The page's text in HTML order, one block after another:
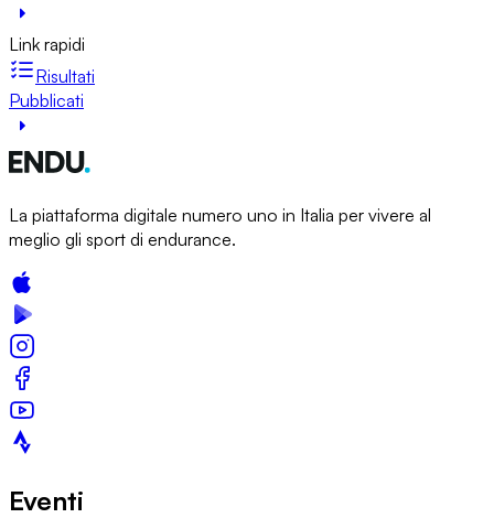
Link rapidi
Risultati
Pubblicati
La piattaforma digitale numero uno in Italia per vivere al
meglio gli sport di endurance.
Eventi